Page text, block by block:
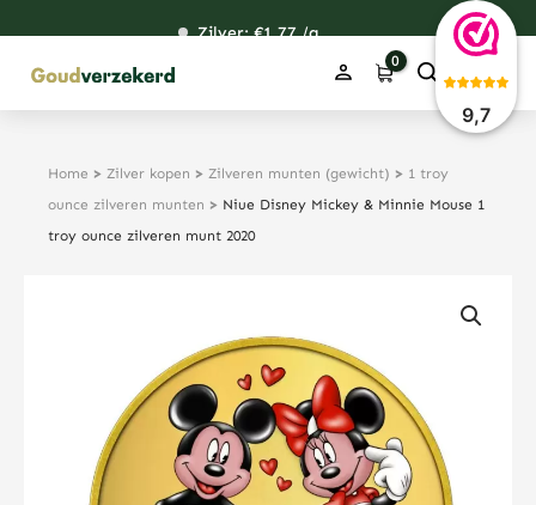
9,7
inhoud
120,76
Zilver: €1,77/g
48,59
38,39
Home > Zilver kopen > Zilveren munten (gewicht) > 1 troy
ounce zilveren munten > Niue Disney Mickey & Minnie Mouse 1
troy ounce zilveren munt 2020